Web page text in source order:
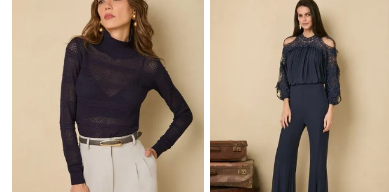
ÚLTIMOS LANÇAMENTOS